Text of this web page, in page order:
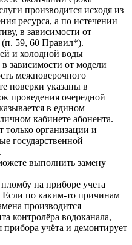
производится исходя из
ресурса, а по истечении
в зависимости от
59, 60 Правил*).
и холодной воды
в зависимости от модели
межповерочного
поверки указаны в
проведения очередной
в едином
кабинете абонента.
только организации и
государственной
выполнить замену
на приборе учета
по каким-то причинам
производится
контролёра водоканала,
учёта и демонтирует